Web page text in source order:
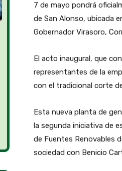
7 de mayo pondrá
de San Alonso, ubicada
Gobernador Virasoro,
El acto inaugural, que
representantes de la
con el tradicional corte
Esta nueva planta de
la segunda iniciativa de
de Fuentes Renovables
sociedad con Benicio